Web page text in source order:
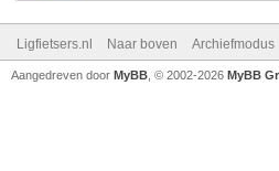
Ligfietsers.nl Naar boven Archiefmodus
Aangedreven door MyBB , © 2002-2026 MyBB